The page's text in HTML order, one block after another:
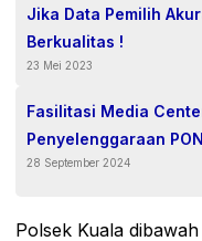
Jika Data Pemilih
Berkualitas !
23 Mei 2023
Fasilitasi Media
Penyelenggaraan
Beri Penghargaan
28 September 2024
Polsek Kuala